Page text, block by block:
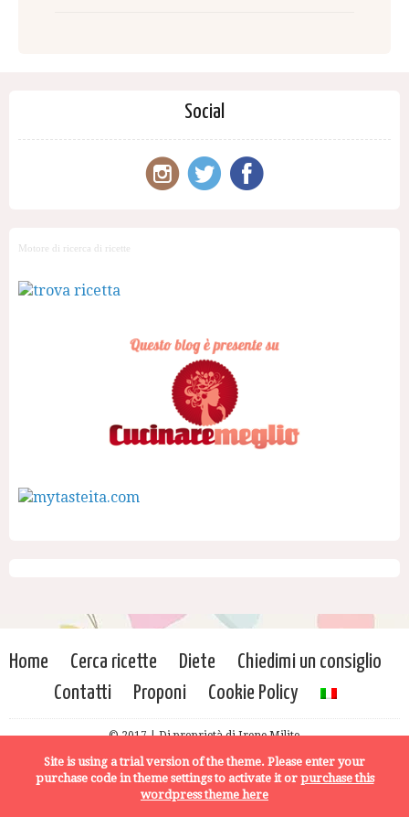
Social
Motore di ricerca di ricette
Home Cerca ricette Diete
Chiedimi un consiglio
Contatti
Proponi Cookie Policy
© 2017 | Di proprietà di Irene Milito
Site is using a trial version of the theme. Please enter your
purchase code in theme settings to activate it or purchase this
wordpress theme here